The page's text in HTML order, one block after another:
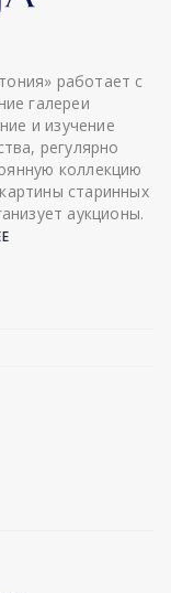
работает с
галереи
и изучение
регулярно
коллекцию
старинных
аукционы.